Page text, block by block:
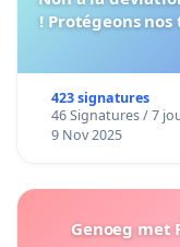
! Protégeons
423 signatures
46 Signatures / 7
9 Nov 2025
Genoeg met